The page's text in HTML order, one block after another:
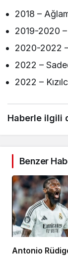
2018 –
2019-2020
2020-2022 –
2022 –
2022 –
Haberle ilgili
Benzer
Antonio